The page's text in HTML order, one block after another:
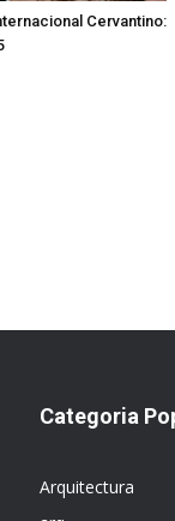
Cervantino:
Categoria
Arquitectura